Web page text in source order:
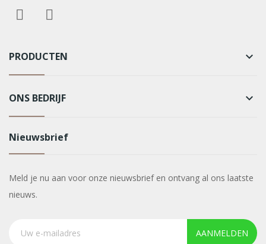
PRODUCTEN keyboard_arrow_down
ONS BEDRIJF keyboard_arrow_down
Nieuwsbrief
Meld je nu aan voor onze nieuwsbrief en ontvang al ons laatste
nieuws.
AANMELDEN